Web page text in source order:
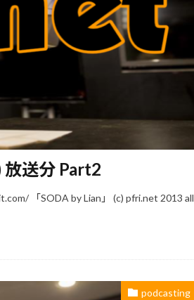
放送分 Part2
「SODA by Lian」 (c) pfri.net 2013 all
podcasting